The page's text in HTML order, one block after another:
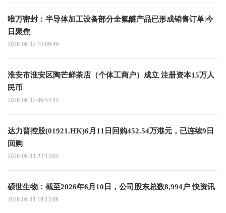
唯万密封：半导体加工设备部分全氟醚产品已形成销售订单|今
日聚焦
2026-06-12 10:09:49
淮安市淮安区陶芒鲜茶店（个体工商户）成立 注册资本15万人
民币
2026-06-12 06:54:45
达力普控股(01921.HK)6月11日回购452.54万港元，已连续9日
回购
2026-06-11 22:13:01
硕世生物：截至2026年6月10日，公司股东总数8,994户 快资讯
2026-06-11 19:13:08